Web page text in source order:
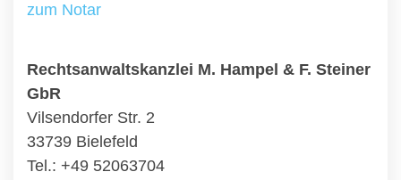
zum Notar
Rechtsanwaltskanzlei M. Hampel & F. Steiner
GbR
Vilsendorfer Str. 2
33739 Bielefeld
Tel.: +49 52063704